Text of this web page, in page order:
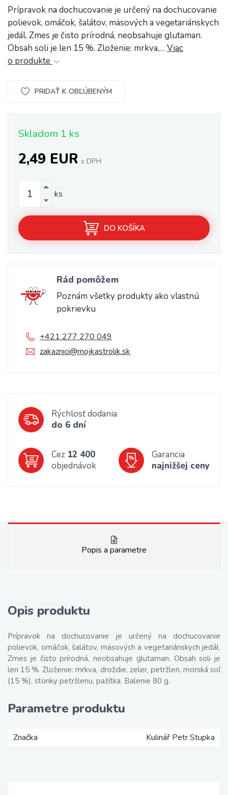
Prípravok na dochucovanie je určený na dochucovanie
polievok, omáčok, šalátov, mäsových a vegetariánskych
jedál. Zmes je čisto prírodná, neobsahuje glutaman.
Obsah soli je len 15 %. Zloženie: mrkva,… Viac
o produkte
PRIDAŤ K OBĽÚBENÝM
Skladom 1 ks
2,49 EUR s DPH
ks
DO KOŠÍKA
Rád pomôžem
Poznám všetky produkty ako vlastnú
pokrievku
+421 277 270 049
zakaznici@mojkastrolik.sk
Rýchlosť dodania
do 6 dní
Cez 12 400
objednávok
Garancia
najnižšej ceny
Popis a parametre
Opis produktu
Prípravok na dochucovanie je určený na dochucovanie
polievok, omáčok, šalátov, mäsových a vegetariánskych jedál.
Zmes je čisto prírodná, neobsahuje glutaman. Obsah soli je
len 15 %. Zloženie: mrkva, droždie, zeler, petržlen, morská soľ
(15 %), stonky petržlenu, pažítka. Balenie 80 g.
Parametre produktu
Značka Kulinář Petr Stupka